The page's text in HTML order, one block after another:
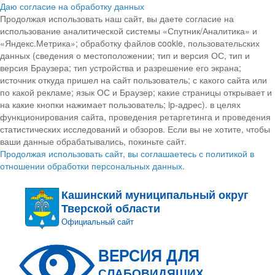
Даю согласие на обработку данных
Продолжая использовать наш сайт, вы даете согласие на
использование аналитической системы «Спутник/Аналитика» и
«Яндекс.Метрика»; обработку файлов cookie, пользовательских
данных (сведения о местоположении; тип и версия ОС, тип и
версия Браузера; тип устройства и разрешение его экрана;
источник откуда пришел на сайт пользователь; с какого сайта или
по какой рекламе; язык ОС и Браузер; какие страницы открывает и
на какие кнопки нажимает пользователь; ip-адрес). в целях
функционирования сайта, проведения ретаргетинга и проведения
статистических исследований и обзоров. Если вы не хотите, чтобы
ваши данные обрабатывались, покиньте сайт.
Продолжая использовать сайт, вы соглашаетесь с политикой в
отношении обработки персональных данных.